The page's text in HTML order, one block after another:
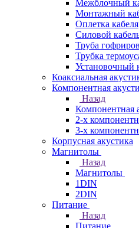
Межблочный
Монтажный
Оплетка кабеля
Силовой
Труба
Трубка
Установочный
Коаксиальная
Компонентная
Назад
Компонентная
2-х
3-х
Корпусная акустика
Магнитолы
Назад
Магнитолы
1DIN
2DIN
Питание
Назад
Питание